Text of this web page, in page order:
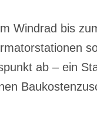
Windrad bis
ab – ein